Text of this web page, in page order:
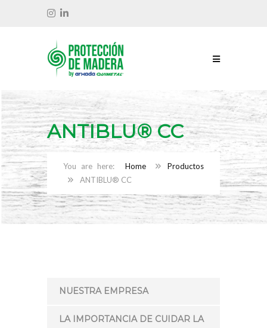
ANTIBLU® CC
Home
Productos
ANTIBLU® CC
NUESTRA EMPRESA
LA IMPORTANCIA DE CUIDAR LA